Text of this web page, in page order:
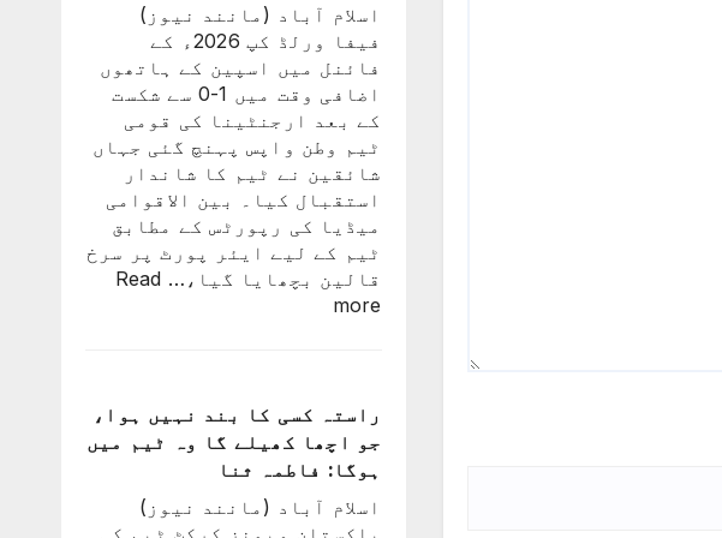
کی
درخواست
پر
2
کروڑ
33
لاکھ
افراد
کے
دستخط
اسلام آباد (مانند نیوز)
فیفا ورلڈ کپ 2026ء کے
فائنل میں اسپین کے ہاتھوں
اضافی وقت میں 1-0 سے شکست
کے بعد ارجنٹینا کی قومی
ٹیم وطن واپس پہنچ گئی جہاں
شائقین نے ٹیم کا شاندار
استقبال کیا۔ بین الاقوامی
میڈیا کی رپورٹس کے مطابق
ٹیم کے لیے ایئر پورٹ پر سرخ
قالین بچھایا گیا،… Read
more
میں
شکست
کے
لیونل
راستہ کسی کا بند نہیں ہوا،
جو اچھا کھیلے گا وہ ٹیم میں
ہوگا: فاطمہ ثنا
اسلام آباد (مانند نیوز)